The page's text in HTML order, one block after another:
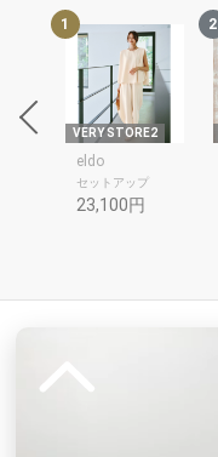
1
VERY STORE2
eldo
セットアップ
23,100円
2